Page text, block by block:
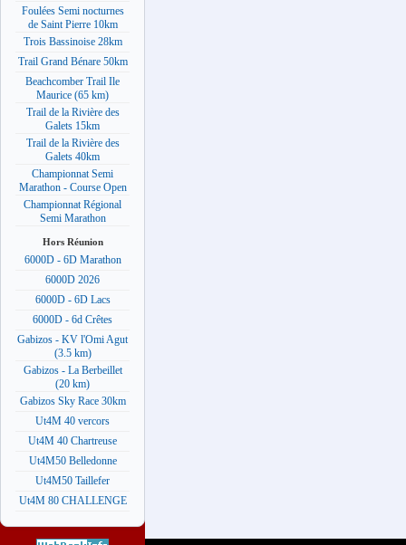
Foulées Semi nocturnes
de Saint Pierre 10km
Trois Bassinoise 28km
Trail Grand Bénare 50km
Beachcomber Trail Ile
Maurice (65 km)
Trail de la Rivière des
Galets 15km
Trail de la Rivière des
Galets 40km
Championnat Semi
Marathon - Course Open
Championnat Régional
Semi Marathon
Hors Réunion
6000D - 6D Marathon
6000D 2026
6000D - 6D Lacs
6000D - 6d Crêtes
Gabizos - KV l'Omi Agut
(3.5 km)
Gabizos - La Berbeillet
(20 km)
Gabizos Sky Race 30km
Ut4M 40 vercors
Ut4M 40 Chartreuse
Ut4M50 Belledonne
Ut4M50 Taillefer
Ut4M 80 CHALLENGE